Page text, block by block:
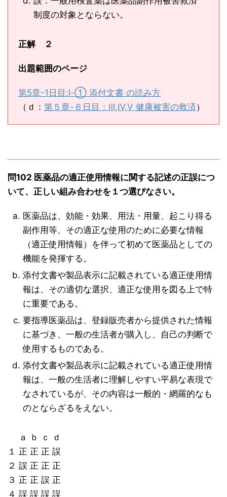
制度の対象とならない。
正解 ２
出題範囲のページ
第5章-1日目:Ⅰ-① 添付文書 の読み方
（ｄ： 第５章-６日目：Ⅲ,Ⅳ,Ⅴ 健康被害の救済）
問102 医薬品の適正使用情報に関する記述の正誤につ
いて、正しい組み合わせを１つ選びなさい。
医薬品は、効能・効果、用法・用量、起こり得る
副作用等、その適正な使用のために必要な情報
（適正使用情報）を伴って初めて医薬品としての
機能を発揮する。
添付文書や製品表示に記載されている適正使用情
報は、その適切な選択、適正な使用を図る上で特
に重要である。
要指導医薬品は、登録販売者から提供された情報
に基づき、一般の生活者が購入し、自己の判断で
使用するものである。
添付文書や製品表示に記載されている適正使用情
報は、一般の生活者に理解しやすい平易な表現で
なされているが、その内容は一般的・網羅的なも
のとならざるをえない。
ａ ｂ ｃ ｄ
１ 正 正 正 誤
２ 誤 正 正 正
３ 正 正 誤 正
４ 誤 誤 誤 誤